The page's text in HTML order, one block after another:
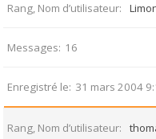
Rang, Nom d’utilisateur
Messages 16
Enregistré le 31 mars 2004
Rang, Nom d’utilisateur